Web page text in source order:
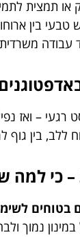
תמצית
טבעי בין
עבודה
רגעי – ואז
ללב, בין גוף
– כי למה
נמוך